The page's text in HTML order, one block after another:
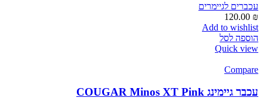
עכברים לגיימרים
120.00 ₪
Add to wishlist
הוספה לסל
Quick view
Compare
עכבר גיימינג COUGAR Minos XT Pink